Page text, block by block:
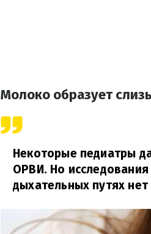
Молоко образует слизь
Некоторые педиатры
ОРВИ. Но
дыхательных путях